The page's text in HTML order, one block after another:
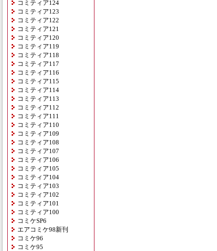
コミティア124
コミティア123
コミティア122
コミティア121
コミティア120
コミティア119
コミティア118
コミティア117
コミティア116
コミティア115
コミティア114
コミティア113
コミティア112
コミティア111
コミティア110
コミティア109
コミティア108
コミティア107
コミティア106
コミティア105
コミティア104
コミティア103
コミティア102
コミティア101
コミティア100
コミケSP6
エアコミケ98新刊
コミケ96
コミケ95